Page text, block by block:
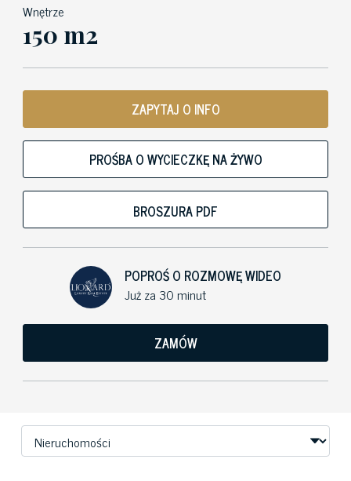
Wnętrze
150 m2
ZAPYTAJ O INFO
PROŚBA O WYCIECZKĘ NA ŻYWO
BROSZURA PDF
POPROŚ O ROZMOWĘ WIDEO
Już za 30 minut
ZAMÓW